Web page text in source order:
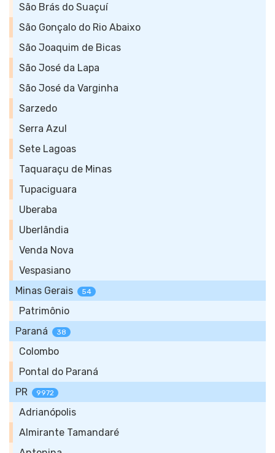
São Brás do Suaçuí
São Gonçalo do Rio Abaixo
São Joaquim de Bicas
São José da Lapa
São José da Varginha
Sarzedo
Serra Azul
Sete Lagoas
Taquaraçu de Minas
Tupaciguara
Uberaba
Uberlândia
Venda Nova
Vespasiano
Minas Gerais
54
Patrimônio
Paraná
38
Colombo
Pontal do Paraná
PR
9972
Adrianópolis
Almirante Tamandaré